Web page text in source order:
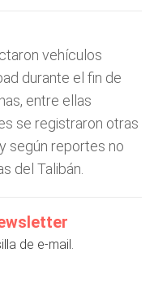
vehículos
durante el fin de
entre ellas
se registraron otras
según reportes no
del Talibán.
de e-mail.